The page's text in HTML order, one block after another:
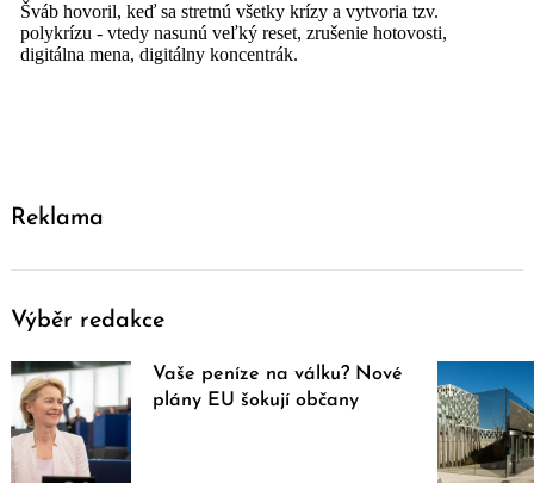
Reklama
Výběr redakce
Vaše peníze na válku? Nové
plány EU šokují občany